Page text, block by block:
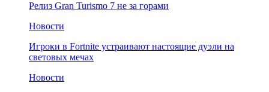
Релиз Gran Turismo 7 не за горами
Новости
Игроки в Fortnite устраивают настоящие дуэли на
световых мечах
Новости